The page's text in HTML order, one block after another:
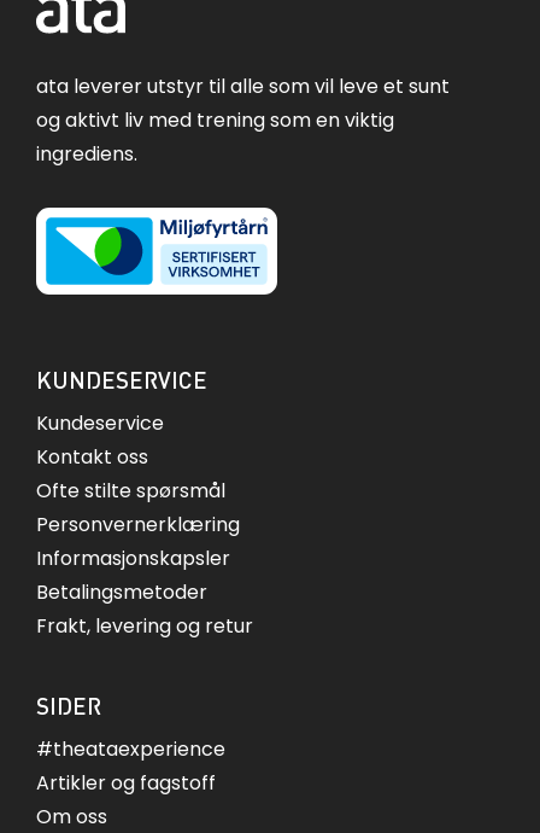
ata leverer utstyr til alle som vil leve et sunt
og aktivt liv med trening som en viktig
ingrediens.
KUNDESERVICE
Kundeservice
Kontakt oss
Ofte stilte spørsmål
Personvernerklæring
Informasjonskapsler
Betalingsmetoder
Frakt, levering og retur
SIDER
#theataexperience
Artikler og fagstoff
Om oss